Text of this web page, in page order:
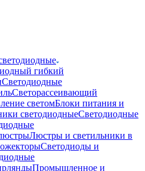
гибкий
Светодиодные
Светорассеивающий
светомБлоки питания и
светодиодныеСветодиодные
Люстры и светильники в
Светодиоды и
Промышленное и